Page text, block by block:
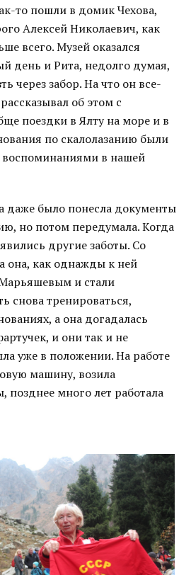
то пошли в домик Чехова,
Алексей Николаевич, как
всего. Музей оказался
день и Рита, недолго думая,
через забор. На что он все-
об этом с
поездки в Ялту на море и в
по скалолазанию были
в нашей
даже было понесла документы
но потом передумала. Когда
другие заботы. Со
она, как однажды к ней
и стали
снова тренироваться,
а она догадалась
и они так и не
уже в положении. На работе
машину, возила
позднее много лет работала